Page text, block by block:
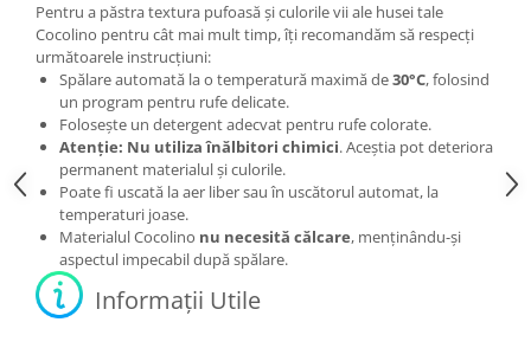
Pentru a păstra textura pufoasă și culorile vii ale husei tale
Cocolino pentru cât mai mult timp, îți recomandăm să respecți
următoarele instrucțiuni:
Spălare automată la o temperatură maximă de30°C, folosind
un program pentru rufe delicate.
Folosește un detergent adecvat pentru rufe colorate.
Atenție: Nu utiliza înălbitori chimici. Aceștia pot deteriora
permanent materialul și culorile.
Poate fi uscată la aer liber sau în uscătorul automat, la
temperaturi joase.
Materialul Cocolino nu necesită călcare, menținându-și
aspectul impecabil după spălare.
Informații Utile